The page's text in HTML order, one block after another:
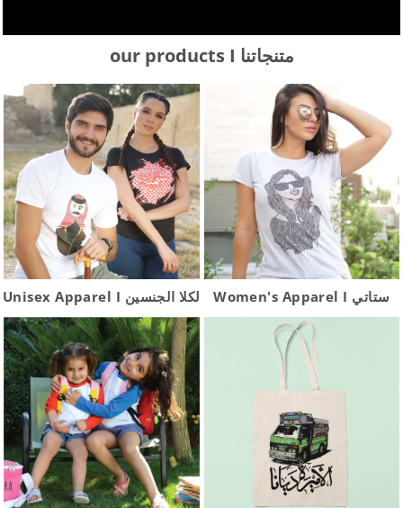
our products I متنجاتنا
Unisex Apparel I لكلا الجنسين Women's Apparel I ستاتي